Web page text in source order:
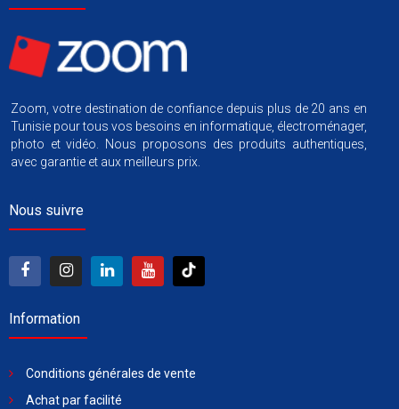
Zoom, votre destination de confiance depuis plus de 20 ans en
Tunisie pour tous vos besoins en informatique, électroménager,
photo et vidéo. Nous proposons des produits authentiques,
avec garantie et aux meilleurs prix.
Nous suivre
Information
Conditions générales de vente
Achat par facilité